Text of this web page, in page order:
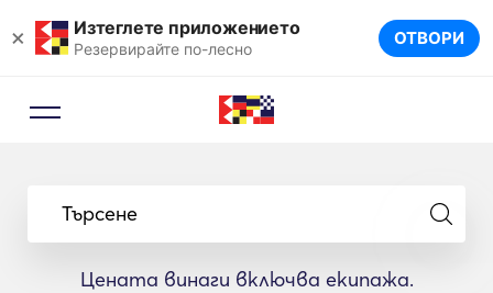
× Изтеглете приложението
Резервирайте по-лесно ОТВОРИ
Търсене
Цената винаги включва екипажа.